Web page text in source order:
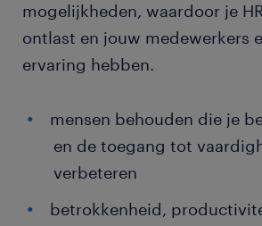
mogelijkheden, waardoor je
ontlast en jouw medewerkers
ervaring hebben.
mensen behouden die je
en de toegang tot
verbeteren
betrokkenheid,